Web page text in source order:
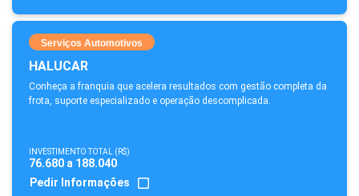
Serviços Automotivos
HALUCAR
Conheça a franquia que acelera resultados com gestão completa da
frota, suporte especializado e operação descomplicada.
INVESTIMENTO TOTAL (R$)
76.680 a 188.040
Pedir Informações